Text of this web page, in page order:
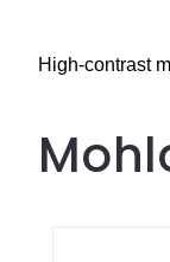
High-contrast